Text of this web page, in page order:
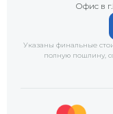
Офис в
Указаны финальные
полную пошлину,